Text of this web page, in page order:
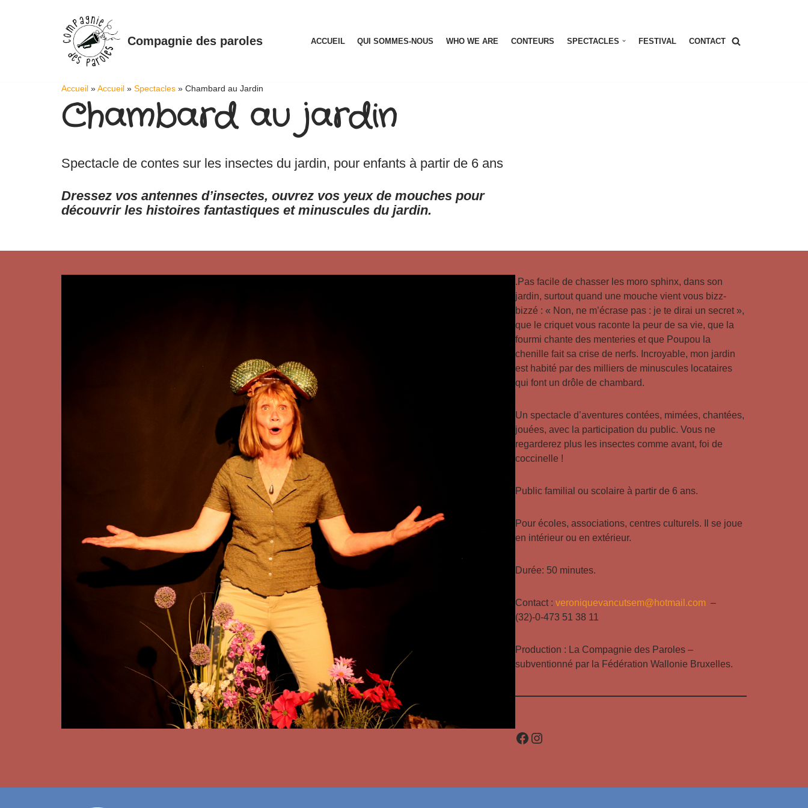
Compagnie des paroles ACCUEIL QUI SOMMES-NOUS WHO WE ARE CONTEURS SPECTACLES FESTIVAL CONTACT
Accueil » Accueil » Spectacles » Chambard au Jardin
Chambard au jardin
Spectacle de contes sur les insectes du jardin, pour enfants à partir de 6 ans
Dressez vos antennes d’insectes, ouvrez vos yeux de mouches pour
découvrir les histoires fantastiques et minuscules du jardin.
.Pas facile de chasser les moro sphinx, dans son
jardin, surtout quand une mouche vient vous bizz-
bizzé : « Non, ne m’écrase pas : je te dirai un secret »,
que le criquet vous raconte la peur de sa vie, que la
fourmi chante des menteries et que Poupou la
chenille fait sa crise de nerfs. Incroyable, mon jardin
est habité par des milliers de minuscules locataires
qui font un drôle de chambard.
Un spectacle d’aventures contées, mimées, chantées,
jouées, avec la participation du public. Vous ne
regarderez plus les insectes comme avant, foi de
coccinelle !
Public familial ou scolaire à partir de 6 ans.
Pour écoles, associations, centres culturels. Il se joue
en intérieur ou en extérieur.
Durée: 50 minutes.
Contact :veroniquevancutsem@hotmail.com –
(32)-0-473 51 38 11
Production : La Compagnie des Paroles –
subventionné par la Fédération Wallonie Bruxelles.